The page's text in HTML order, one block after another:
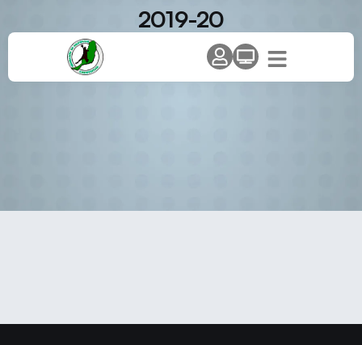
2019-20